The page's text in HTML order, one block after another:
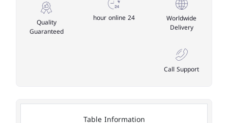
Worldwide
Delivery
24 hour online
Quality
Guaranteed
Call Support
Table Information